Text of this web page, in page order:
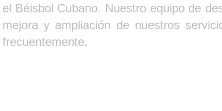
el Béisbol Cubano. Nuestro equipo de
mejora y ampliación de nuestros
frecuentemente.